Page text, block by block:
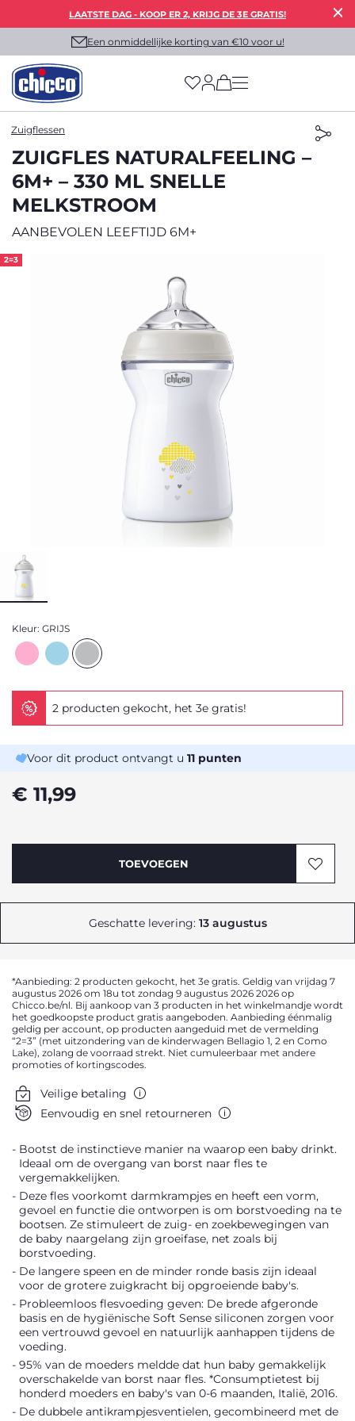
LAATSTE DAG - KOOP ER 2, KRIJG DE 3E GRATIS!
Een onmiddellijke korting van €10 voor u!
(has more options
Zuigflessen
ZUIGFLES NATURALFEELING –
6M+ – 330 ML SNELLE
MELKSTROOM
AANBEVOLEN LEEFTIJD 6M+
2=3
Kleur: GRIJS
2 producten gekocht, het 3e gratis!
Voor dit product ontvangt u 11 punten
€ 11,99
TOEVOEGEN
Geschatte levering: 13 augustus
*Aanbieding: 2 producten gekocht, het 3e gratis. Geldig van vrijdag 7
augustus 2026 om 18u tot zondag 9 augustus 2026 2026 op
Chicco.be/nl. Bij aankoop van 3 producten in het winkelmandje wordt
het goedkoopste product gratis aangeboden. Aanbieding éénmalig
geldig per account, op producten aangeduid met de vermelding
“2=3” (met uitzondering van de kinderwagen Bellagio 1, 2 en Como
Lake), zolang de voorraad strekt. Niet cumuleerbaar met andere
promoties of kortingscodes.
Veilige betaling
Eenvoudig en snel retourneren
Bootst de instinctieve manier na waarop een baby drinkt.
Ideaal om de overgang van borst naar fles te
vergemakkelijken.
Deze fles voorkomt darmkrampjes en heeft een vorm,
gevoel en functie die ontworpen is om borstvoeding na te
bootsen. Ze stimuleert de zuig- en zoekbewegingen van
de baby naargelang zijn groeifase, net zoals bij
borstvoeding.
De langere speen en de minder ronde basis zijn ideaal
voor de grotere zuigkracht bij opgroeiende baby's.
Probleemloos flesvoeding geven: De brede afgeronde
basis en de hygiënische Soft Sense siliconen zorgen voor
een vertrouwd gevoel en natuurlijk aanhappen tijdens de
voeding.
95% van de moeders meldde dat hun baby gemakkelijk
overschakelde van borst naar fles. *Consumptietest bij
honderd moeders en baby's van 0-6 maanden, Italië, 2016.
De dubbele antikrampjesventielen, gecombineerd met de